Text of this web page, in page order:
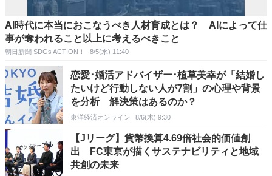
AI時代に本当におこなうべき人材育成とは？ AIによって仕
事が奪われること以上に考えるべきこと
朝日新聞 SDGs ACTION！ 8/5(水) 11:40
恋愛･婚活アドバイザー･植草美幸が「結婚し
たいけど行動しない人が7割」の心理や背景
を分析 解決策はあるのか？
東洋経済オンライン 8/6(木) 9:30
【Jリーグ】貨幣換算4.69倍社会的価値創
出 FC東京が描くサステナビリティと地域
共創の未来